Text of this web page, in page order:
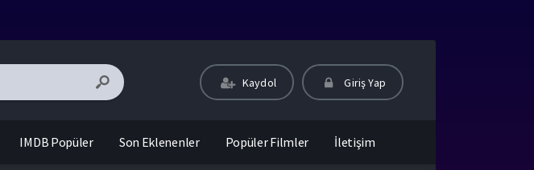
Kaydol Giriş Yap
IMDB Popüler Son Eklenenler Popüler Filmler İletişim